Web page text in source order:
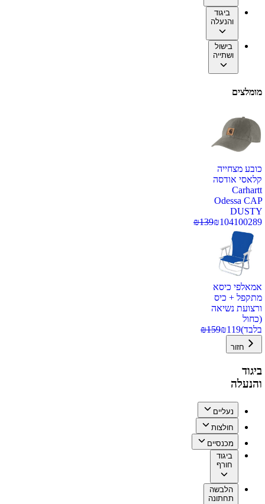
ביגוד
והנעלה
בישול
ושתייה
מומלצים
כובע מצחייה
קלאסי אודסה
Carhartt
Odessa CAP
DUSTY
100289
₪104
₪139
אמאלפי כיסא
מתקפל + כיס
ורצועת נשיאה
(כחול
בלבד)
₪119
₪159
חזור
ביגוד
והנעלה
נעליים
חולצות
מכנסיים
ביגוד
חורף
הלבשה
תחתונה